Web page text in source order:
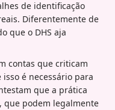
de identificação
Diferentemente de
que o DHS aja
contas que criticam
é necessário para
que a prática
que podem legalmente